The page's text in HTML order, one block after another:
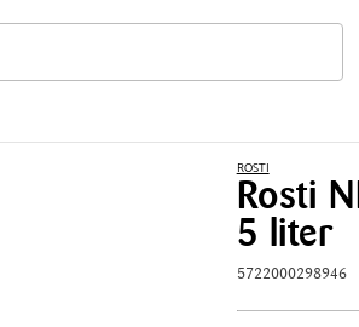
ROSTI
Rosti
5 liter
5722000298946